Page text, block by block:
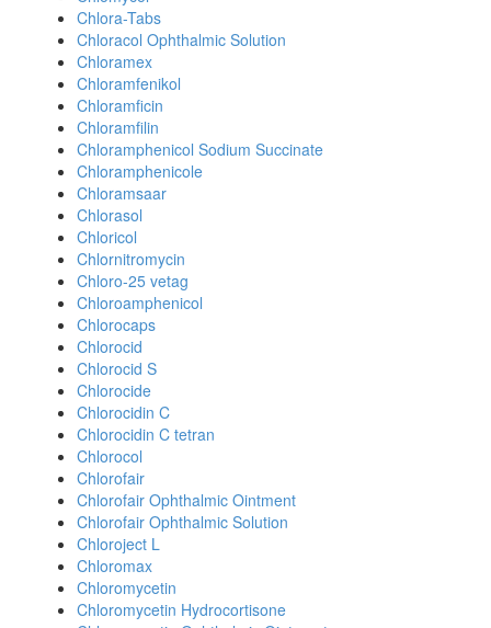
Chlora-Tabs
Chloracol Ophthalmic Solution
Chloramex
Chloramfenikol
Chloramficin
Chloramfilin
Chloramphenicol Sodium Succinate
Chloramphenicole
Chloramsaar
Chlorasol
Chloricol
Chlornitromycin
Chloro-25 vetag
Chloroamphenicol
Chlorocaps
Chlorocid
Chlorocid S
Chlorocide
Chlorocidin C
Chlorocidin C tetran
Chlorocol
Chlorofair
Chlorofair Ophthalmic Ointment
Chlorofair Ophthalmic Solution
Chloroject L
Chloromax
Chloromycetin
Chloromycetin Hydrocortisone